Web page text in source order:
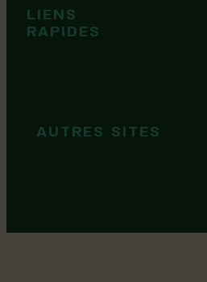
LIENS
RAPIDES
AUTRES SITES